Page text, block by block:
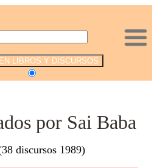
por Sai Baba
discursos 1989)